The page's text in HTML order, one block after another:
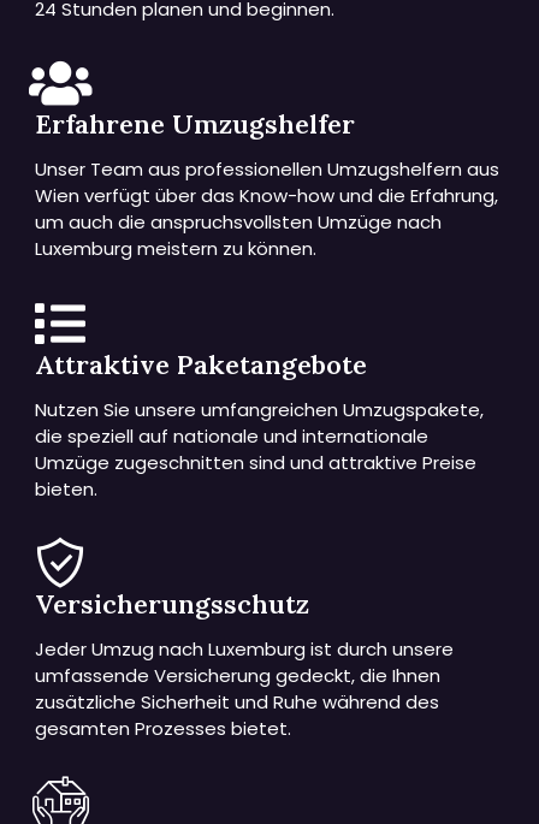
24 Stunden planen und beginnen.
Erfahrene Umzugshelfer
Unser Team aus professionellen Umzugshelfern aus
Wien verfügt über das Know-how und die Erfahrung,
um auch die anspruchsvollsten Umzüge nach
Luxemburg meistern zu können.
Attraktive Paketangebote
Nutzen Sie unsere umfangreichen Umzugspakete,
die speziell auf nationale und internationale
Umzüge zugeschnitten sind und attraktive Preise
bieten.
Versicherungsschutz
Jeder Umzug nach Luxemburg ist durch unsere
umfassende Versicherung gedeckt, die Ihnen
zusätzliche Sicherheit und Ruhe während des
gesamten Prozesses bietet.